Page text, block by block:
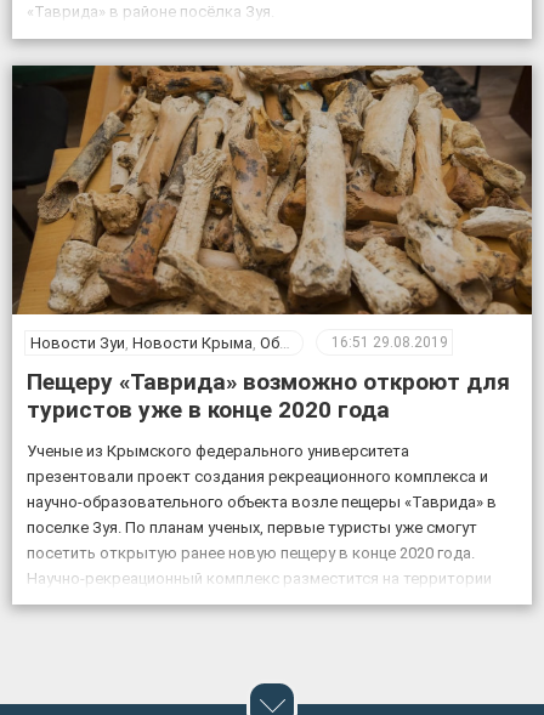
«Таврида» в районе посёлка Зуя.
Новости Зуи Новости Крыма Общество 16:51 29.08.2019
Пещеру «Таврида» возможно откроют для
туристов уже в конце 2020 года
Ученые из Крымского федерального университета
презентовали проект создания рекреационного комплекса и
научно-образовательного объекта возле пещеры «Таврида» в
поселке Зуя. По планам ученых, первые туристы уже смогут
посетить открытую ранее новую пещеру в конце 2020 года.
Научно-рекреационный комплекс разместится на территории
более 15 гектаров. По словам председателя совета